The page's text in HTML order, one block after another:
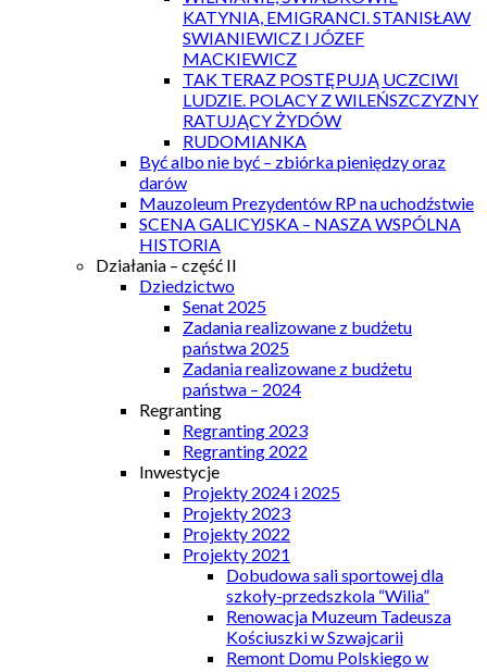
KATYNIA, EMIGRANCI. STANISŁAW
SWIANIEWICZ I JÓZEF
MACKIEWICZ
TAK TERAZ POSTĘPUJĄ UCZCIWI
LUDZIE. POLACY Z WILEŃSZCZYZNY
RATUJĄCY ŻYDÓW
RUDOMIANKA
Być albo nie być – zbiórka pieniędzy oraz
darów
Mauzoleum Prezydentów RP na uchodźstwie
SCENA GALICYJSKA – NASZA WSPÓLNA
HISTORIA
Działania – część II
Dziedzictwo
Senat 2025
Zadania realizowane z budżetu
państwa 2025
Zadania realizowane z budżetu
państwa – 2024
Regranting
Regranting 2023
Regranting 2022
Inwestycje
Projekty 2024 i 2025
Projekty 2023
Projekty 2022
Projekty 2021
Dobudowa sali sportowej dla
szkoły-przedszkola “Wilia”
Renowacja Muzeum Tadeusza
Kościuszki w Szwajcarii
Remont Domu Polskiego w